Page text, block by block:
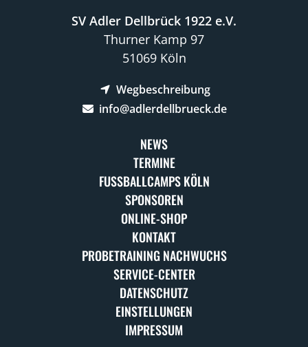
SV Adler Dellbrück 1922 e.V.
Thurner Kamp 97
51069 Köln
Wegbeschreibung
info@adlerdellbrueck.de
NEWS
TERMINE
FUSSBALLCAMPS KÖLN
SPONSOREN
ONLINE-SHOP
KONTAKT
PROBETRAINING NACHWUCHS
SERVICE-CENTER
DATENSCHUTZ
EINSTELLUNGEN
IMPRESSUM